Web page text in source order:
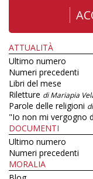
ATTUALITÀ
Ultimo numero
Numeri precedenti
Libri del mese
Riletture di Mariapia
Parole delle religioni
"Io non mi vergogno
DOCUMENTI
Ultimo numero
Numeri precedenti
MORALIA